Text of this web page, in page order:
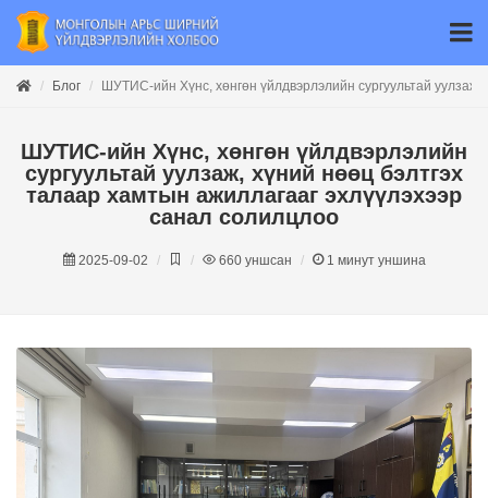
Блог ШУТИС-ийн Хүнс, хөнгөн үйлдвэрлэлийн сургуультай
ШУТИС-ийн Хүнс, хөнгөн үйлдвэрлэлийн
сургуультай уулзаж, хүний нөөц бэлтгэх
талаар хамтын ажиллагааг эхлүүлэхээр
санал солилцлоо
2025-09-02 660 уншсан 1 минут уншина